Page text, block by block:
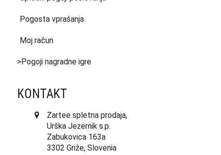
Pogosta vprašanja
Moj račun
>Pogoji nagradne igre
KONTAKT
Zartee spletna prodaja,
Urška Jezernik s.p.
Zabukovica 163a
3302 Griže, Slovenia